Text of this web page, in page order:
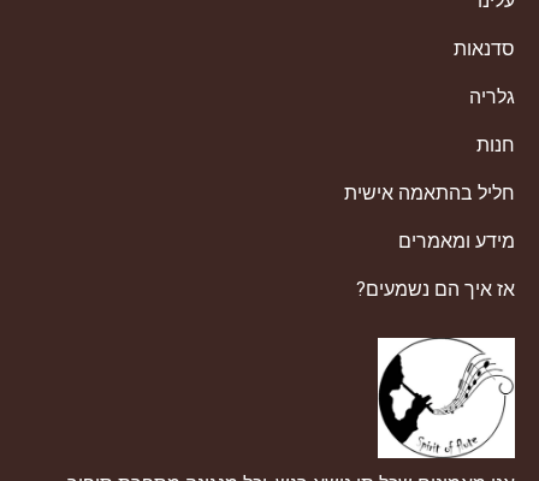
סדנאות
גלריה
חנות
חליל בהתאמה אישית
מידע ומאמרים
אז איך הם נשמעים?